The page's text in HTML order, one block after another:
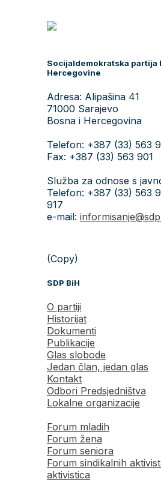
Socijaldemokratska partija
Hercegovine
Adresa: Alipašina 41
71000 Sarajevo
Bosna i Hercegovina
Telefon: +387 (33) 563
Fax: +387 (33) 563 901
Služba za odnose s
Telefon: +387 (33) 563
917
e-mail:
(Copy)
SDP BiH
O partiji
Historijat
Dokumenti
Publikacije
Glas slobode
Jedan član, jedan glas
Kontakt
Odbori Predsjedništva
Lokalne organizacije
Forum mladih
Forum žena
Forum seniora
Forum sindikalnih
aktivistica